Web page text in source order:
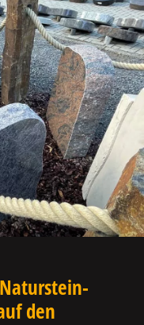
den